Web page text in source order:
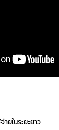
ยในระยะยาว